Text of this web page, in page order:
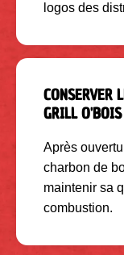
logos des
CONSERVER
GRILL O'BOIS
Après
charbon de
maintenir sa
combustion.